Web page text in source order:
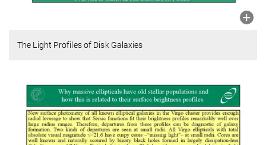
The Light Profiles of Disk Galaxies